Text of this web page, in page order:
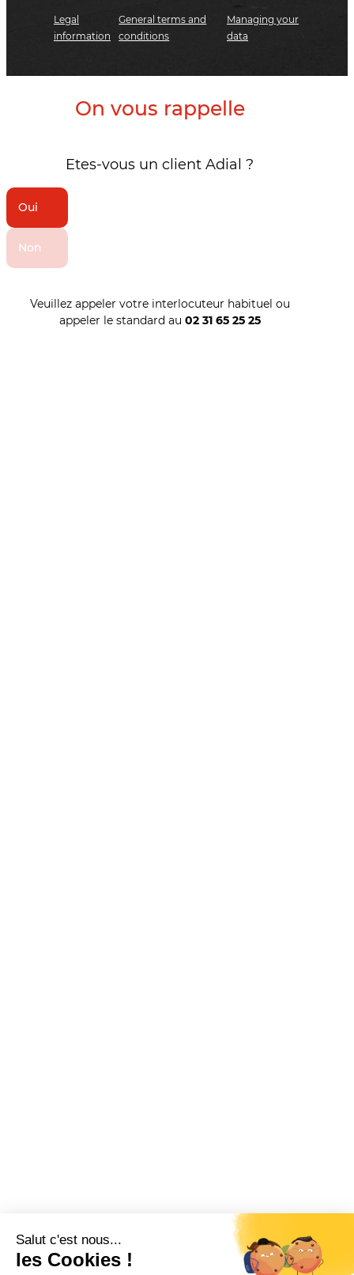
Salut c'est nous...
les Cookies !
Legal
information
General terms and
conditions
Managing your
data
On vous rappelle
Etes-vous un client Adial ?
Oui
Non
Veuillez appeler votre interlocuteur habituel ou
appeler le standard au 02 31 65 25 25